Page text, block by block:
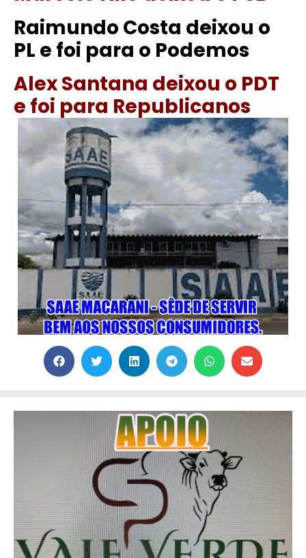
Raimundo Costa deixou o
PL e foi para o Podemos
Alex Santana deixou o PDT
e foi para Republicanos